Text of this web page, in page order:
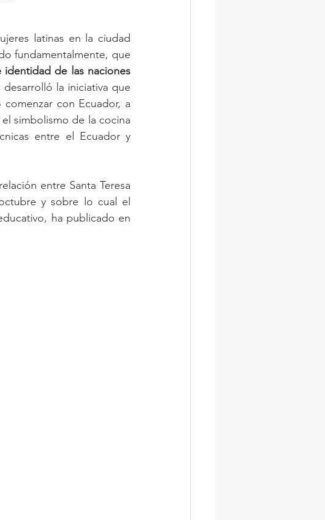
latinas en la ciudad
de las naciones
la iniciativa que
con Ecuador, a
simbolismo de la cocina
entre el Ecuador y
entre Santa Teresa
y sobre lo cual el
ha publicado en